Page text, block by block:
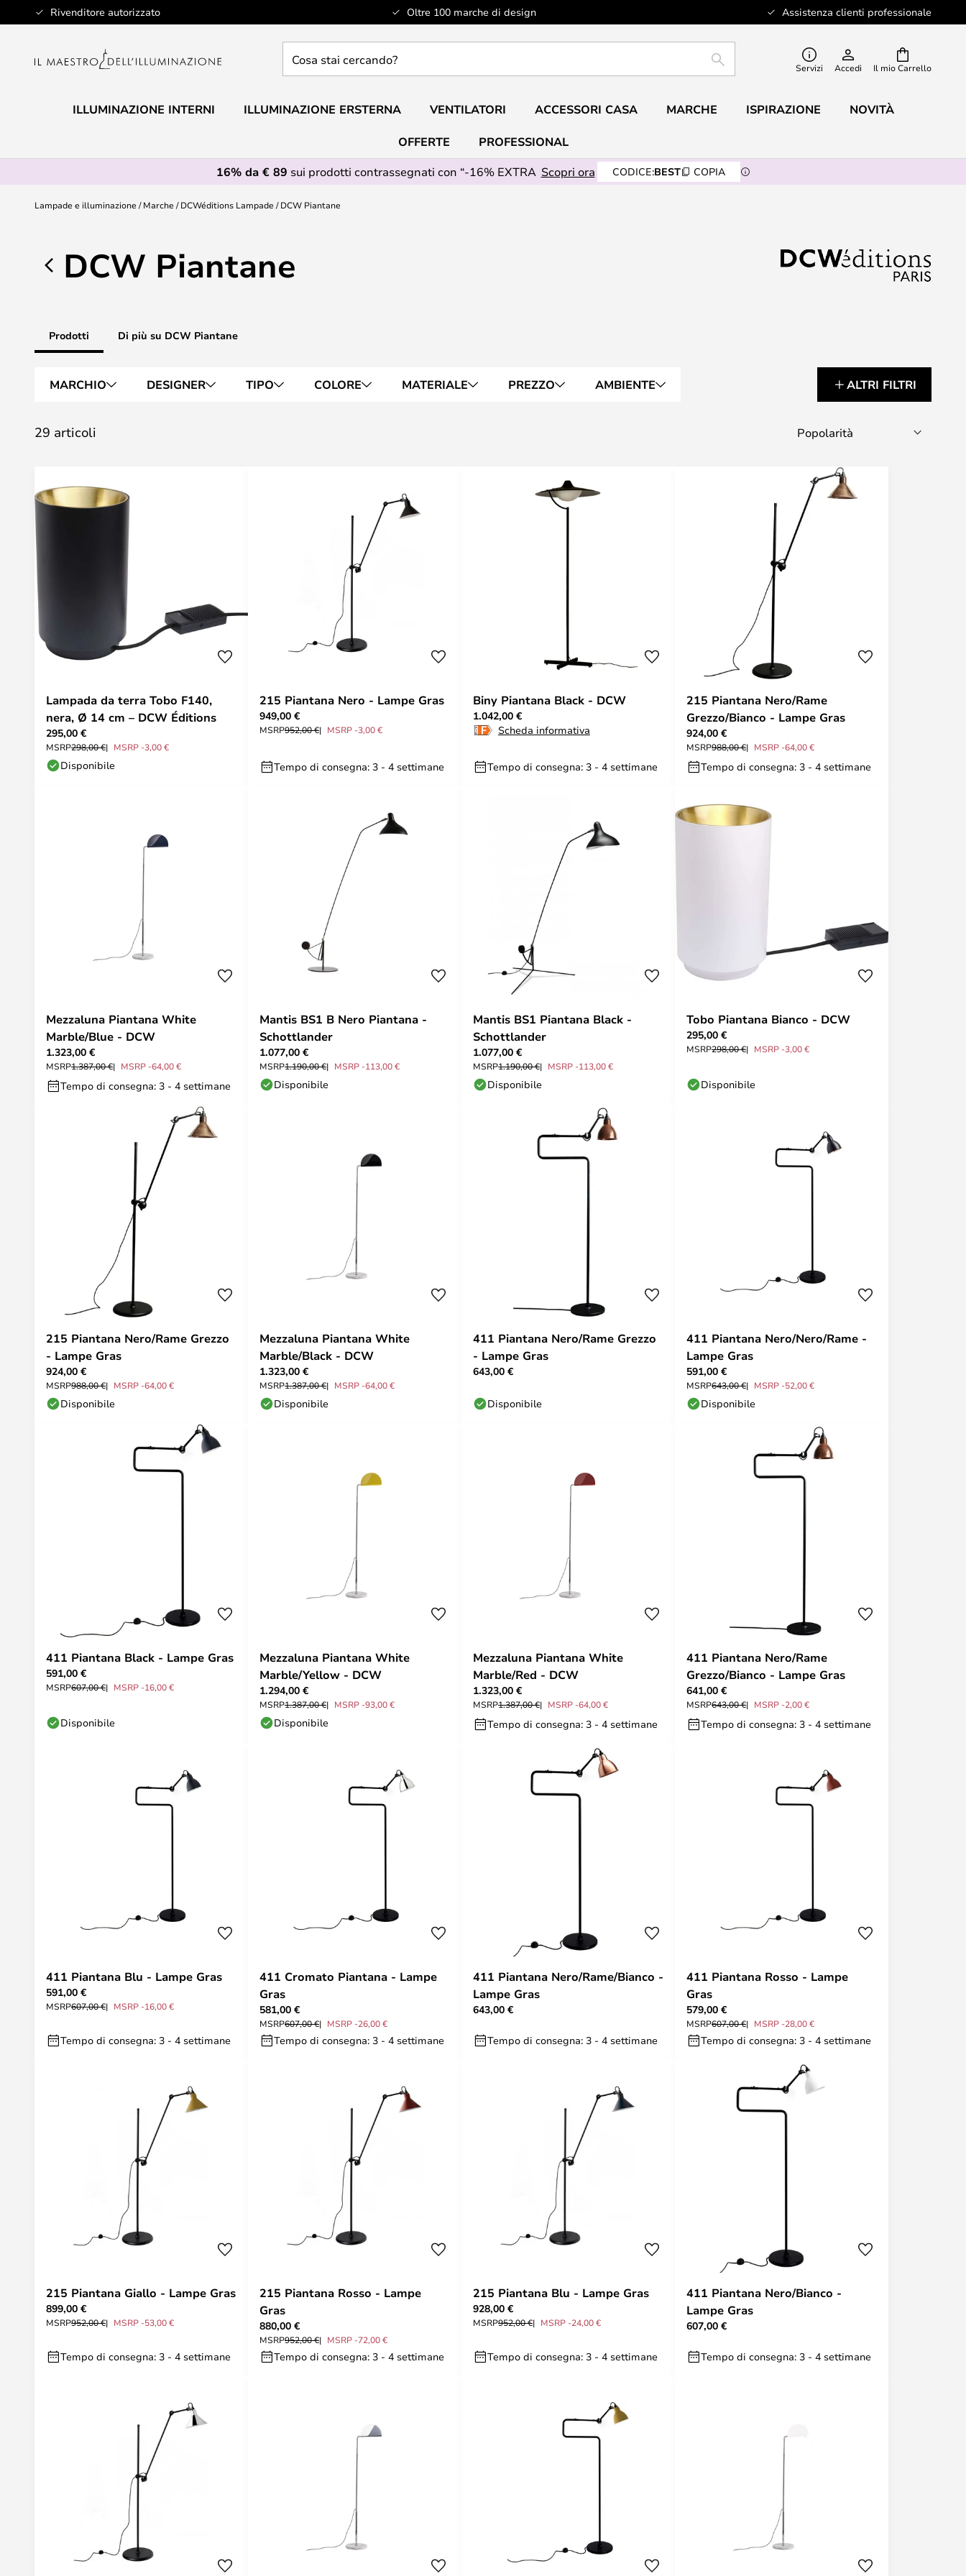
Rivenditore autorizzato Oltre 100 marche di design Assistenza clienti professionale
Salta
al
Il mio Carrello
stai
RICERCA Servizi Accedi
ILLUMINAZIONE INTERNI ILLUMINAZIONE ERSTERNA VENTILATORI ACCESSORI CASA MARCHE ISPIRAZIONE NOVITÀ
OFFERTE
PROFESSIONAL
16% da € 89 sui prodotti contrassegnati con “-16% EXTRA Scopri ora CODICE:BEST COPIA
Lampade e illuminazione Marche DCWéditions Lampade DCW Piantane
DCW Piantane
Prodotti Di più su DCW Piantane
MARCHIO DESIGNER TIPO COLORE MATERIALE PREZZO AMBIENTE ALTRI FILTRI
29 articoli
Lampada da terra Tobo F140,
nera, Ø 14 cm – DCW Éditions
295,00 €
MSRP298,00 € MSRP -3,00 €
Disponibile
215 Piantana Nero - Lampe Gras
949,00 €
MSRP952,00 € MSRP -3,00 €
Tempo di consegna: 3 - 4 settimane
Biny Piantana Black - DCW
1.042,00 €
Scheda informativa
Tempo di consegna: 3 - 4 settimane
215 Piantana Nero/Rame
Grezzo/Bianco - Lampe Gras
924,00 €
MSRP988,00 € MSRP -64,00 €
Tempo di consegna: 3 - 4 settimane
Mezzaluna Piantana White
Marble/Blue - DCW
1.323,00 €
MSRP1.387,00 € MSRP -64,00 €
Tempo di consegna: 3 - 4 settimane
Mantis BS1 B Nero Piantana -
Schottlander
1.077,00 €
MSRP1.190,00 € MSRP -113,00 €
Disponibile
Mantis BS1 Piantana Black -
Schottlander
1.077,00 €
MSRP1.190,00 € MSRP -113,00 €
Disponibile
Tobo Piantana Bianco - DCW
295,00 €
MSRP298,00 € MSRP -3,00 €
Disponibile
215 Piantana Nero/Rame Grezzo
- Lampe Gras
924,00 €
MSRP988,00 € MSRP -64,00 €
Disponibile
Mezzaluna Piantana White
Marble/Black - DCW
1.323,00 €
MSRP1.387,00 € MSRP -64,00 €
Disponibile
411 Piantana Nero/Rame Grezzo
- Lampe Gras
643,00 €
Disponibile
411 Piantana Nero/Nero/Rame -
Lampe Gras
591,00 €
MSRP643,00 € MSRP -52,00 €
Disponibile
411 Piantana Black - Lampe Gras
591,00 €
MSRP607,00 € MSRP -16,00 €
Disponibile
Mezzaluna Piantana White
Marble/Yellow - DCW
1.294,00 €
MSRP1.387,00 € MSRP -93,00 €
Disponibile
Mezzaluna Piantana White
Marble/Red - DCW
1.323,00 €
MSRP1.387,00 € MSRP -64,00 €
Tempo di consegna: 3 - 4 settimane
411 Piantana Nero/Rame
Grezzo/Bianco - Lampe Gras
641,00 €
MSRP643,00 € MSRP -2,00 €
Tempo di consegna: 3 - 4 settimane
411 Piantana Blu - Lampe Gras
591,00 €
MSRP607,00 € MSRP -16,00 €
Tempo di consegna: 3 - 4 settimane
411 Cromato Piantana - Lampe
Gras
581,00 €
MSRP607,00 € MSRP -26,00 €
Tempo di consegna: 3 - 4 settimane
411 Piantana Nero/Rame/Bianco -
Lampe Gras
643,00 €
Tempo di consegna: 3 - 4 settimane
411 Piantana Rosso - Lampe
Gras
579,00 €
MSRP607,00 € MSRP -28,00 €
Tempo di consegna: 3 - 4 settimane
215 Piantana Giallo - Lampe Gras
899,00 €
MSRP952,00 € MSRP -53,00 €
Tempo di consegna: 3 - 4 settimane
215 Piantana Rosso - Lampe
Gras
880,00 €
MSRP952,00 € MSRP -72,00 €
Tempo di consegna: 3 - 4 settimane
215 Piantana Blu - Lampe Gras
928,00 €
MSRP952,00 € MSRP -24,00 €
Tempo di consegna: 3 - 4 settimane
411 Piantana Nero/Bianco -
Lampe Gras
607,00 €
Tempo di consegna: 3 - 4 settimane